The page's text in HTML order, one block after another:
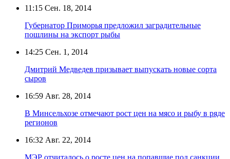
11:15 Сен. 18, 2014
Губернатор Приморья предложил заградительные
пошлины на экспорт рыбы
14:25 Сен. 1, 2014
Дмитрий Медведев призывает выпускать новые сорта
сыров
16:59 Авг. 28, 2014
В Минсельхозе отмечают рост цен на мясо и рыбу в ряде
регионов
16:32 Авг. 22, 2014
МЭР отчиталось о росте цен на попавшие под санкции